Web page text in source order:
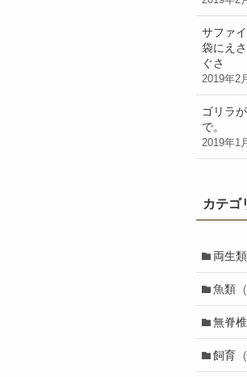
サファ
袋にえ
ぐさ
2019年2
ゴリラ
で。
2019年1
カテゴ
両生類
魚類
無脊
飼育